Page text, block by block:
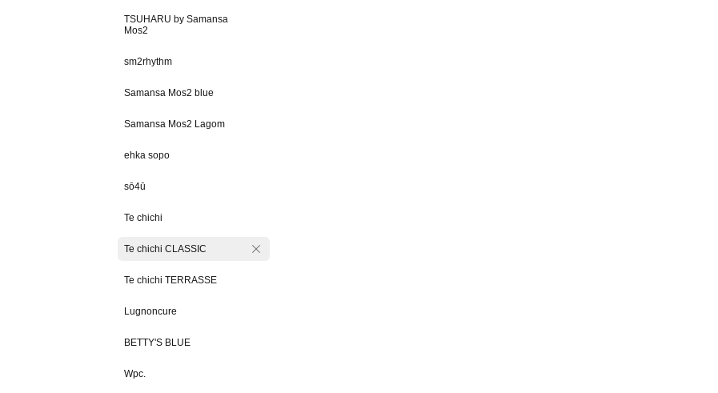
TSUHARU by Samansa
Mos2
sm2rhythm
Samansa Mos2 blue
Samansa Mos2 Lagom
ehka sopo
sō4ū
Te chichi
Te chichi CLASSIC
Te chichi TERRASSE
Lugnoncure
BETTY'S BLUE
Wpc.